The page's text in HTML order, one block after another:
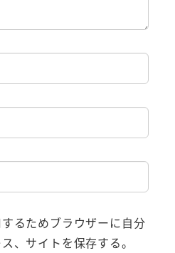
るためブラウザーに自分
、サイトを保存する。